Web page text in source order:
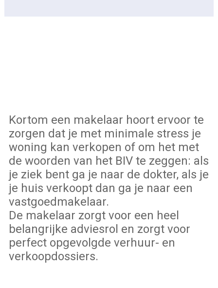
Kortom een makelaar hoort ervoor te
zorgen dat je met minimale stress je
woning kan verkopen of om het met
de woorden van het BIV te zeggen: als
je ziek bent ga je naar de dokter, als je
je huis verkoopt dan ga je naar een
vastgoedmakelaar.
De makelaar zorgt voor een heel
belangrijke adviesrol en zorgt voor
perfect opgevolgde verhuur- en
verkoopdossiers.